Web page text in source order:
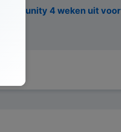
4 weken uit voor